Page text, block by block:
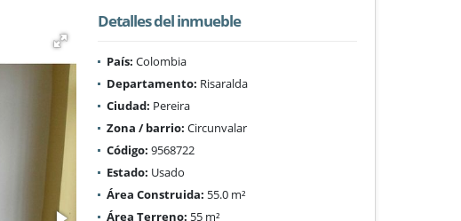
Detalles del inmueble
País: Colombia
Departamento: Risaralda
Ciudad: Pereira
Zona / barrio: Circunvalar
Código: 9568722
Estado: Usado
Área Construida: 55.0 m²
Área Terreno: 55 m²